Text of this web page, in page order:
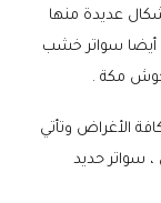
عديدة منها
سواتر خشب
مكة .
الأغراض وتأتي
سواتر حديد